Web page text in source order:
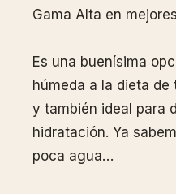
Gama Alta en
Es una buenísima
húmeda a la dieta
y también ideal para
hidratación. Ya
poca agua…